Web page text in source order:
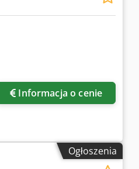
Informacja o cenie
Ogłoszenia